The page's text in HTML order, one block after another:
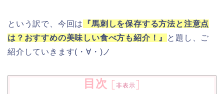
という訳で、今回は
『馬刺しを保存する方法と注意点
は？おすすめの美味しい食べ方も紹介！』
と題し、ご
紹介していきます(・∀・)ノ
目次 [非表示]